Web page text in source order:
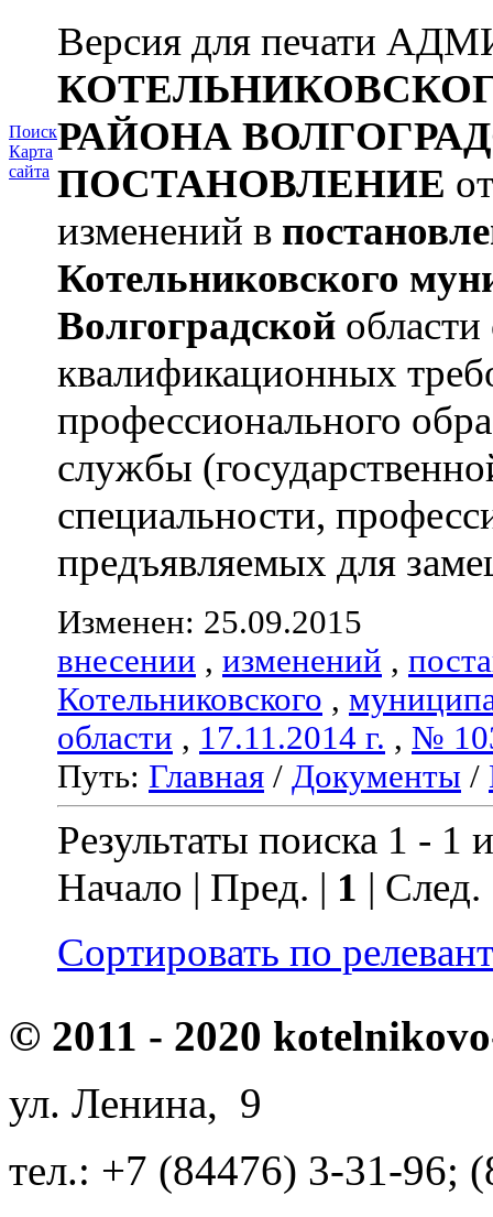
Поиск
Карта
сайта
Версия для печати
РАЙОНА
ПОСТАНОВЛЕНИЕ
изменений в
Котельниковского
Волгоградской
квалификационных
профессионального
службы
специальности,
предъявляемых для
Изменен: 25.09.2015
внесении , изменений ,
Котельниковского ,
области , 17.11.2014 г. , №
Путь: Главная / Документы /
Результаты поиска 1 - 1
Начало | Пред. | 1 |
Сортировать по
© 2011 - 2020
ул. Ленина, 9
тел.: +7 (84476) 3-31-96;